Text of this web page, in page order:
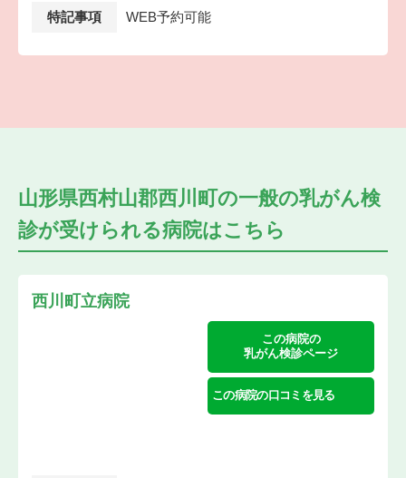
特記事項 WEB予約可能
山形県西村山郡西川町の一般の乳がん検
診が受けられる病院はこちら
西川町立病院
この病院の
乳がん検診ページ
この病院の口コミを見る